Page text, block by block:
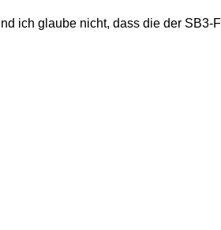
ich glaube nicht, dass die der SB3-